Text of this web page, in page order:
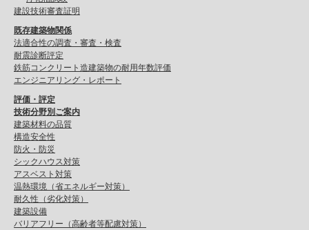
建設技術審査証明
既存建築物関係
法適合性の調査・審査・検査
耐震診断評定
鉄筋コンクリート造建築物の耐用年数評価
エンジニアリング・レポート
評価・評定
技術分野別ご案内
建築材料の品質
構造安全性
防火・防災
シックハウス対策
アスベスト対策
温熱環境（省エネルギー対策）
耐久性（劣化対策）
建築設備
バリアフリー（高齢者等配慮対策）